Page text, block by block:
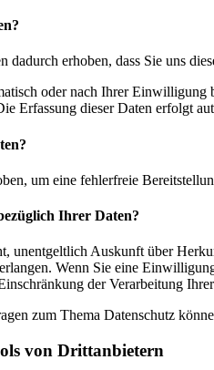
dadurch erhoben, dass Sie uns
oder nach Ihrer Einwilligung
Erfassung dieser Daten erfolgt
um eine fehlerfreie
Ihrer Daten?
unentgeltlich Auskunft über
Wenn Sie eine
der Verarbeitung
zum Thema Datenschutz
von Dritt­anbietern